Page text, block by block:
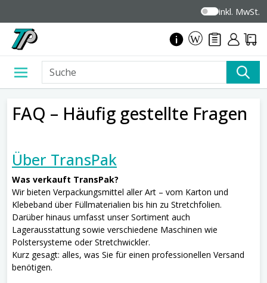
inkl. MwSt.
FAQ – Häufig gestellte Fragen
Über TransPak
Was verkauft TransPak?
Wir bieten Verpackungsmittel aller Art – vom Karton und
Klebeband über Füllmaterialien bis hin zu Stretchfolien.
Darüber hinaus umfasst unser Sortiment auch
Lagerausstattung sowie verschiedene Maschinen wie
Polstersysteme oder Stretchwickler.
Kurz gesagt: alles, was Sie für einen professionellen Versand
benötigen.